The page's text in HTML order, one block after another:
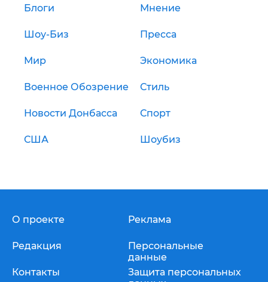
Блоги Мнение
Шоу-Биз Пресса
Мир Экономика
Военное Обозрение Стиль
Новости Донбасса Спорт
США Шоубиз
О проекте
Редакция
Контакты
Реклама
Персональные
данные
Защита персональных